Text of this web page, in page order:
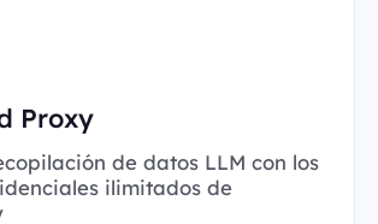
Proxy
de datos LLM con los
ilimitados de